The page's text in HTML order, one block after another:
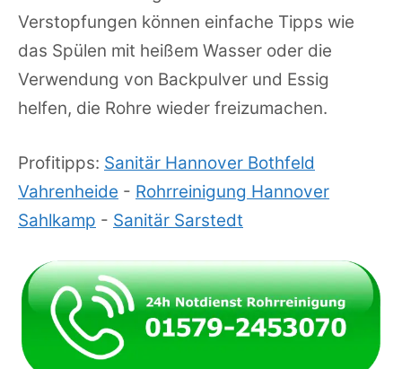
Verstopfungen können einfache Tipps wie
das Spülen mit heißem Wasser oder die
Verwendung von Backpulver und Essig
helfen, die Rohre wieder freizumachen.
Profitipps: Sanitär Hannover Bothfeld
Vahrenheide - Rohrreinigung Hannover
Sahlkamp - Sanitär Sarstedt